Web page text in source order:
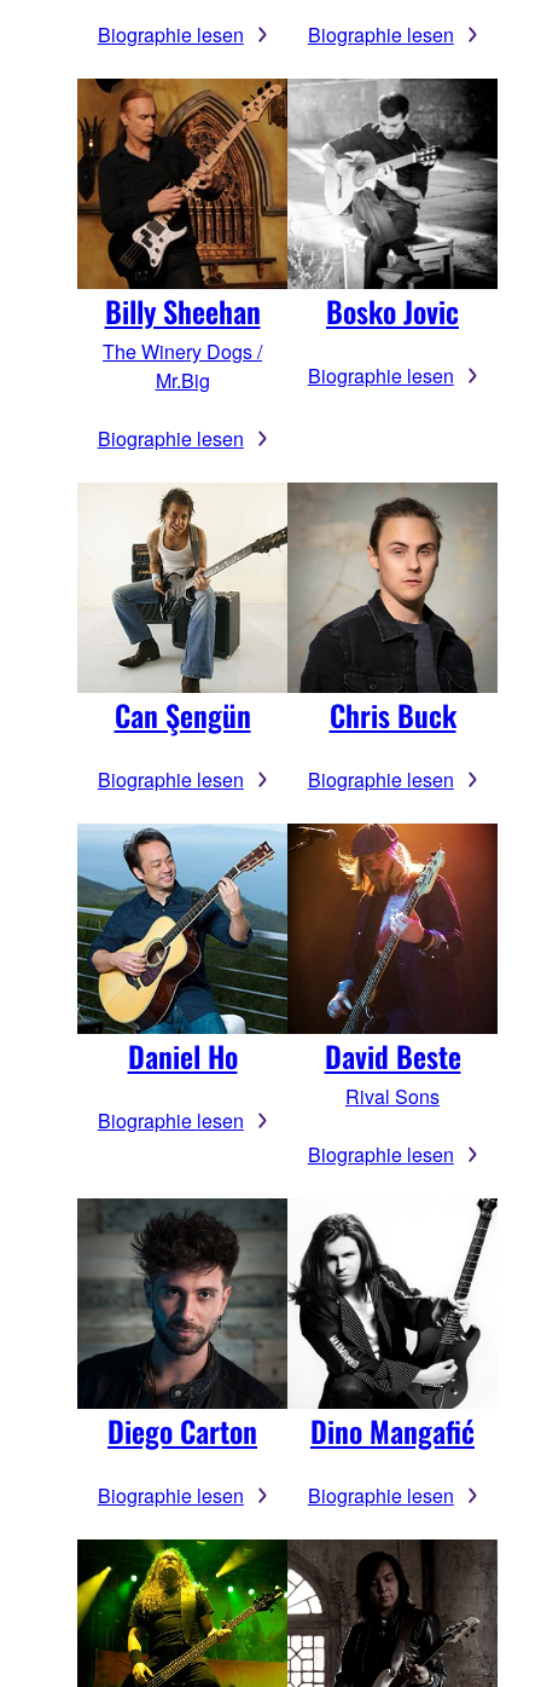
Biographie lesen Biographie lesen
Billy Sheehan
The Winery Dogs /
Mr.Big
Biographie lesen
Bosko Jovic
Biographie lesen
Can Şengün
Biographie lesen
Chris Buck
Biographie lesen
Daniel Ho
Biographie lesen
David Beste
Rival Sons
Biographie lesen
Diego Carton
Biographie lesen
Dino Mangafić
Biographie lesen